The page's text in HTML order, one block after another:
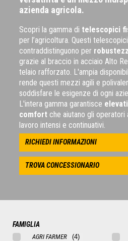
azienda agricola.
Scopri la gamma di telescopici
per l’agricoltura. Questi
contraddistinguono per
grazie al braccio in acciaio Alto
telaio rafforzato. L'ampia
rende questi mezzi agili e
soddisfare le esigenze di ogni
L'intera gamma garantisce
comfort che aiutano gli
lavoro intensi e continuativi.
RICHIEDI INFORMAZIONI
TROVA CONCESSIONARIO
FAMIGLIA
AGRI FARMER